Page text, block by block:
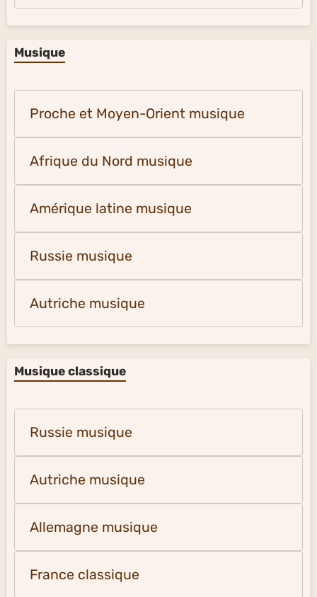
Musique
Proche et Moyen-Orient musique
Afrique du Nord musique
Amérique latine musique
Russie musique
Autriche musique
Musique classique
Russie musique
Autriche musique
Allemagne musique
France classique